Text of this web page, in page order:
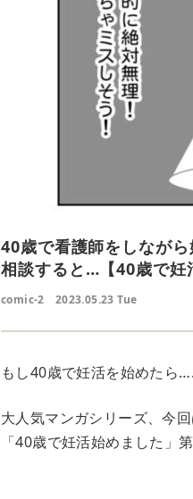
40歳で看護師をしなが
相談すると…【40歳で妊
comic-2 2023.05.23 Tue
もし40歳で妊活を始めたら
大人気マンガシリーズ、今
「40歳で妊活始めました」